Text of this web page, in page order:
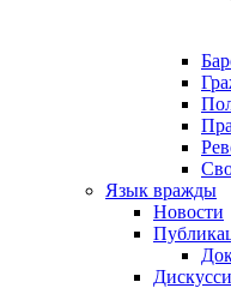
Язык вражды
Новости